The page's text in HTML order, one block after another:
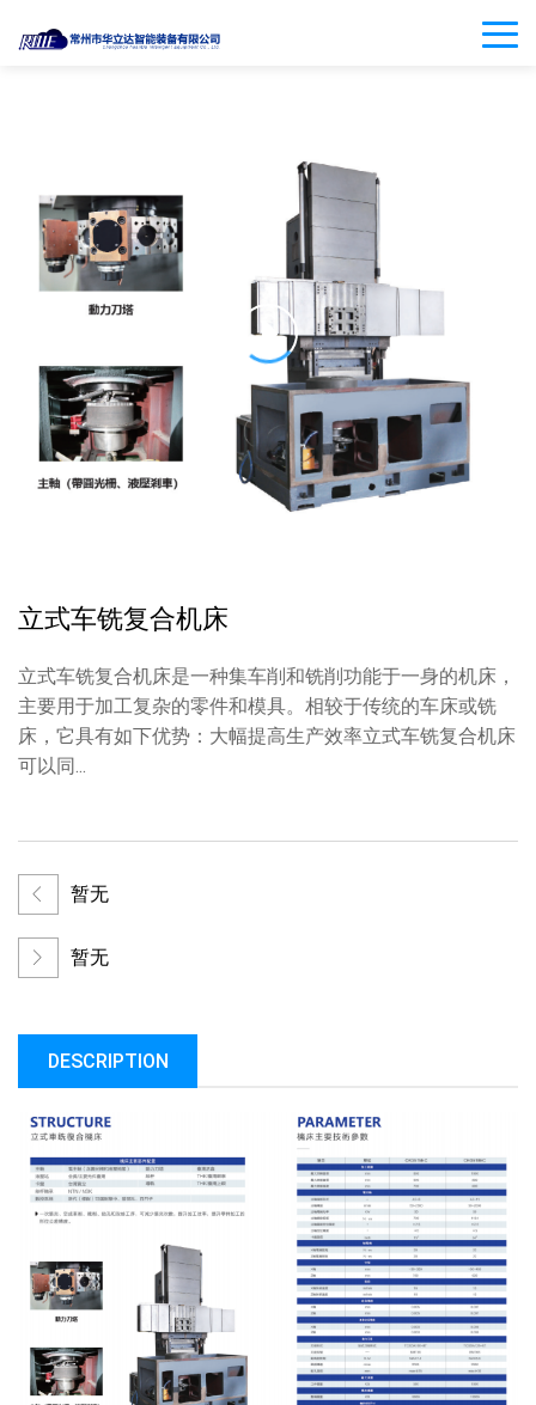
立式车铣复合机床
立式车铣复合机床是一种集车削和铣削功能于一身的机床，
主要用于加工复杂的零件和模具。相较于传统的车床或铣
床，它具有如下优势：大幅提高生产效率立式车铣复合机床
可以同...
暂无
暂无
DESCRIPTION